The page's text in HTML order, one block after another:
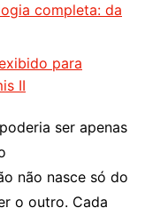
completa: da
para
II
ser apenas
não nasce só do
o outro. Cada